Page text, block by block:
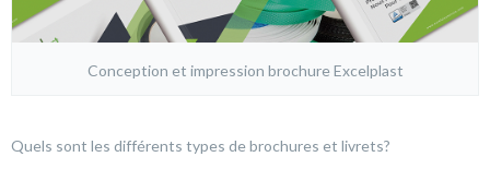
Conception et impression brochure Excelplast
Quels sont les différents types de brochures et livrets?